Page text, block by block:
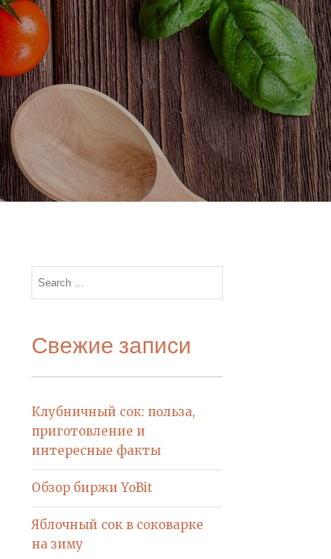
Search
Свежие записи
Клубничный сок: польза,
приготовление и
интересные факты
Обзор биржи YoBit
Яблочный сок в соковарке
на зиму